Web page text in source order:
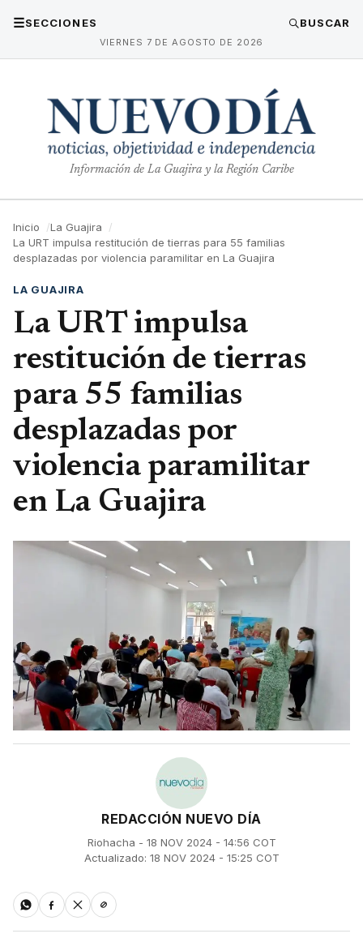
☰SECCIONES
VIERNES 7 DE AGOSTO DE 2026
BUSCAR
Información de La Guajira y la Región Caribe
Inicio
La Guajira
La URT impulsa restitución de tierras para 55 familias
desplazadas por violencia paramilitar en La Guajira
LA GUAJIRA
La URT impulsa
restitución de tierras
para 55 familias
desplazadas por
violencia paramilitar
en La Guajira
REDACCIÓN NUEVO DÍA
Riohacha - 18 NOV 2024 - 14:56 COT
Actualizado: 18 NOV 2024 - 15:25 COT